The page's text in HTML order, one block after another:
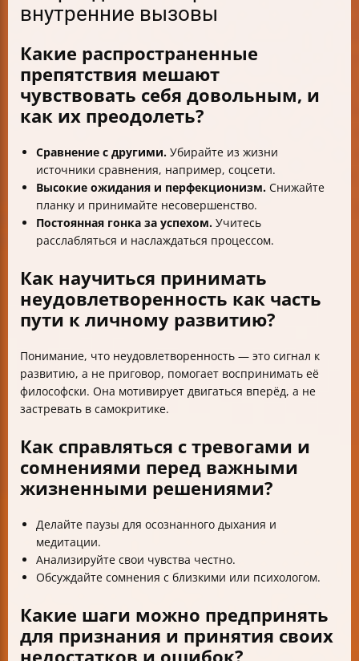
внутренние вызовы
Какие распространенные
препятствия мешают
чувствовать себя довольным, и
как их преодолеть?
Сравнение с другими. Убирайте из жизни
источники сравнения, например, соцсети.
Высокие ожидания и перфекционизм. Снижайте
планку и принимайте несовершенство.
Постоянная гонка за успехом. Учитесь
расслабляться и наслаждаться процессом.
Как научиться принимать
неудовлетворенность как часть
пути к личному развитию?
Понимание, что неудовлетворенность — это сигнал к
развитию, а не приговор, помогает воспринимать её
философски. Она мотивирует двигаться вперёд, а не
застревать в самокритике.
Как справляться с тревогами и
сомнениями перед важными
жизненными решениями?
Делайте паузы для осознанного дыхания и
медитации.
Анализируйте свои чувства честно.
Обсуждайте сомнения с близкими или психологом.
Какие шаги можно предпринять
для признания и принятия своих